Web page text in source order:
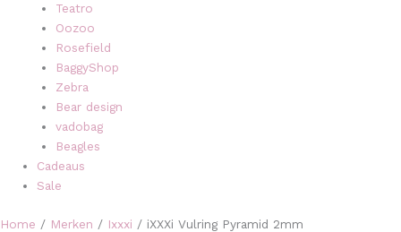
Teatro
Oozoo
Rosefield
BaggyShop
Zebra
Bear design
vadobag
Beagles
Cadeaus
Sale
Home / Merken / Ixxxi / iXXXi Vulring Pyramid 2mm